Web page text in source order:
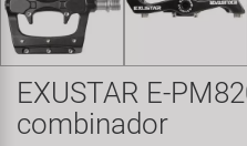
Transporte y Aparcamiento
Super B
Velo
EXUSTAR E-
combinador